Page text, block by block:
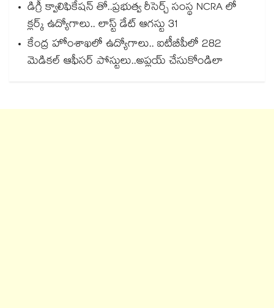
డిగ్రీ క్వాలిఫికేషన్ తో..ప్రభుత్వ రీసెర్చ్ సంస్థ NCRA లో
క్లర్క్ ఉద్యోగాలు.. లాస్ట్ డేట్ ఆగస్టు 31
కేంద్ర హోంశాఖలో ఉద్యోగాలు.. ఐటీబీపీలో 282
మెడికల్ ఆఫీసర్ పోస్టులు..అప్లయ్ చేసుకోండిలా